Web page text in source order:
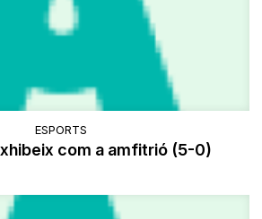
ESPORTS
com a amfitrió (5-0)